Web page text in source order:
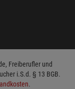
Freiberufler und
i.S.d. § 13 BGB.
.